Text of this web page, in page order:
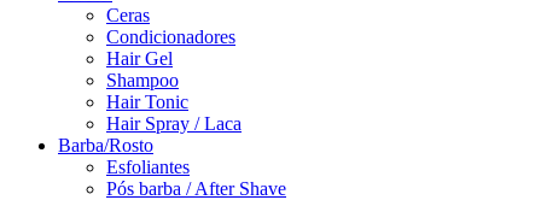
Ceras
Condicionadores
Hair Gel
Shampoo
Hair Tonic
Hair Spray / Laca
Barba/Rosto
Esfoliantes
Pós barba / After Shave